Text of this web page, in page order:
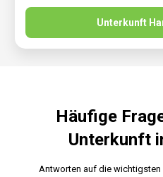
Unterkunft
Häufige
Unterkunft
Antworten auf die wichtigsten